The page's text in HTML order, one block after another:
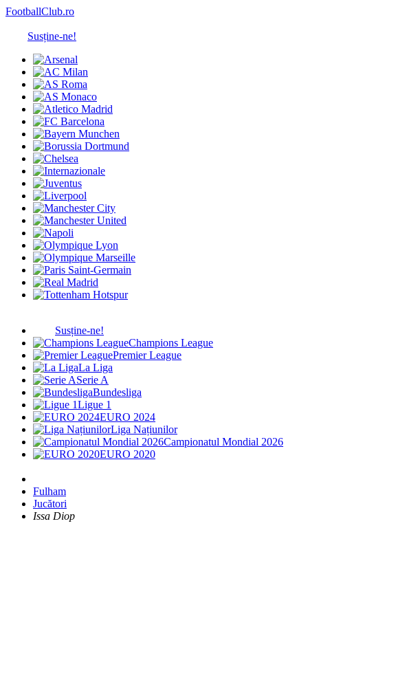
FootballClub.ro
Susține-ne!
Susține-ne!
Champions League
Premier League
La Liga
Serie A
Bundesliga
Ligue 1
EURO 2024
Liga Națiunilor
Campionatul Mondial 2026
EURO 2020
Fulham
Jucători
Issa Diop